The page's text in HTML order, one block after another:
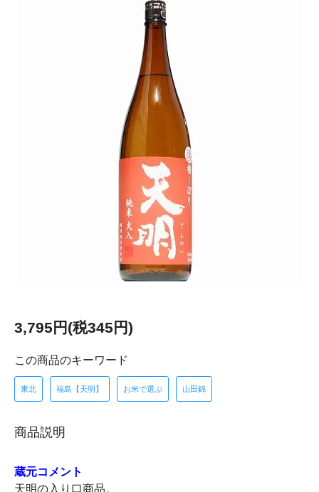
3,795円(税345円)
この商品のキーワード
東北 福島【天明】 お米で選ぶ 山田錦
商品説明
蔵元コメント
天明の入り口商品。